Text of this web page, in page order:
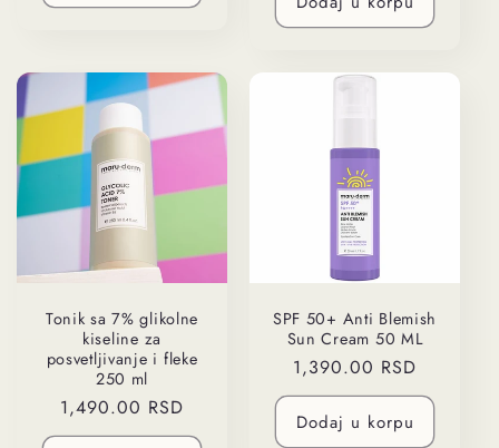
Tonik sa 7% glikolne
kiseline za
posvetljivanje i fleke
250 ml
Regularna
cena
1,490.00 RSD
SPF 50+ Anti Blemish
Sun Cream 50 ML
Regularna
cena
1,390.00 RSD
Dodaj u korpu